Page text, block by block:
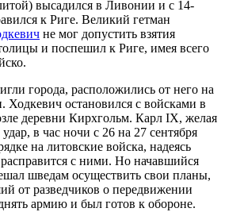
высадился в Ливонии и с 14-
к Риге. Великий гетман
не мог допустить взятия
и поспешил к Риге, имея всего
города, расположились от него на
Ходкевич остановился с войсками в
деревни Кирхгольм. Карл IX, желая
в час ночи с 26 на 27 сентября
на литовские войска, надеясь
с ними. Но начавшийся
шведам осуществить свои планы,
от разведчиков о передвижении
армию и был готов к обороне.